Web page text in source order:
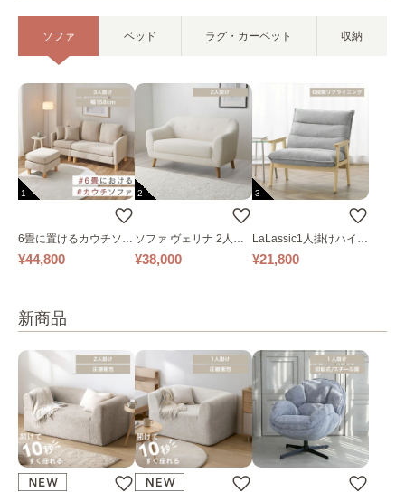
ソファ ベッド ラグ・カーペット 収納
1
6畳に置けるカウチソフ
ァ｜ベージュ
¥44,800
2
ソファ ヴェリナ 2人掛
け
¥38,000
3
LaLassic1人掛けハイバ
ックソファ ワイド
¥21,800
新商品